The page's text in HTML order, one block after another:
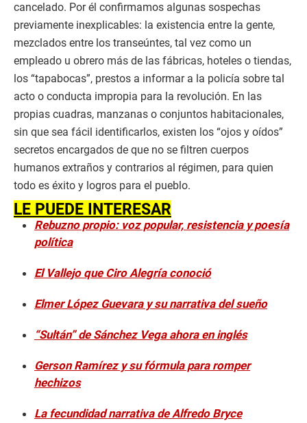
cancelado. Por él confirmamos algunas sospechas
previamente inexplicables: la existencia entre la gente,
mezclados entre los transeúntes, tal vez como un
empleado u obrero más de las fábricas, hoteles o tiendas,
los “tapabocas”, prestos a informar a la policía sobre tal
acto o conducta impropia para la revolución. En las
propias cuadras, manzanas o conjuntos habitacionales,
sin que sea fácil identificarlos, existen los “ojos y oídos”
secretos encargados de que no se filtren cuerpos
humanos extraños y contrarios al régimen, para quien
todo es éxito y logros para el pueblo.
LE PUEDE INTERESAR
Rebuzno propio: voz popular, resistencia y poesía
política
El Vallejo que Ciro Alegría conoció
Elmer López Guevara y su narrativa del sueño
“Sultán” de Sánchez Vega ahora en inglés
Gerson Ramírez y su fórmula para romper
hechizos
La fecundidad narrativa de Alfredo Bryce